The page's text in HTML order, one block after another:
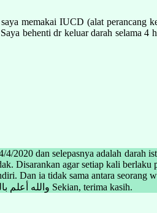
memakai IUCD (alat perancang
behenti dr keluar darah selama
dan selepasnya adalah darah
Disarankan agar setiap kali
Dan ia tidak sama antara seorang
pemakanan, persekitaran dan sebagainya yang mempengaruhi kondisi tubuh badan masing-masing. والله أعلم بالصواب Sekian, terima kasih.